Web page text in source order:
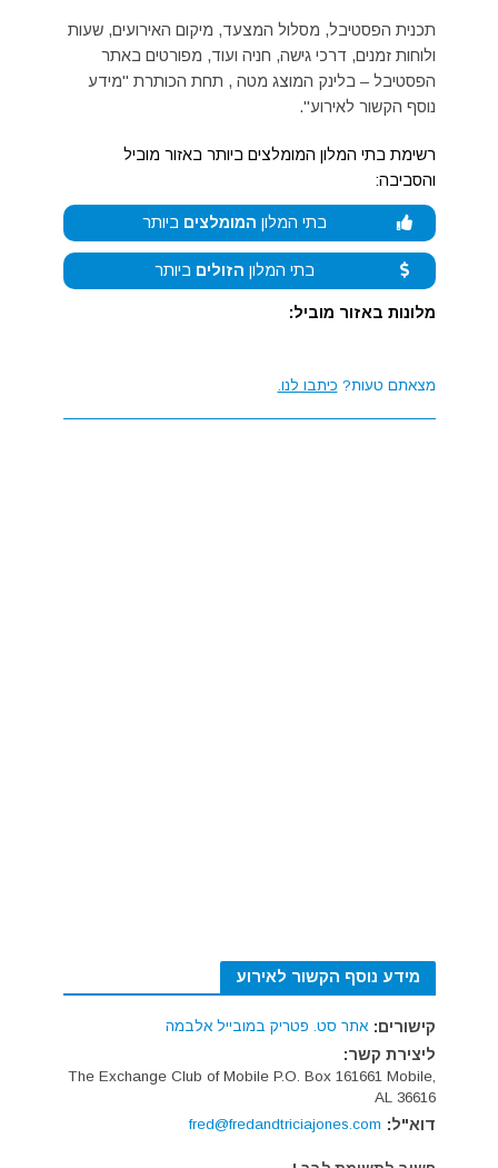
תכנית הפסטיבל, מסלול המצעד, מיקום האירועים, שעות
ולוחות זמנים, דרכי גישה, חניה ועוד, מפורטים באתר
הפסטיבל – בלינק המוצג מטה , תחת הכותרת "מידע
נוסף הקשור לאירוע".
רשימת בתי המלון המומלצים ביותר באזור מוביל
והסביבה:
בתי המלון המומלצים ביותר
בתי המלון הזולים ביותר
מלונות באזור מוביל:
מצאתם טעות? כיתבו לנו.
מידע נוסף הקשור לאירוע
קישורים: אתר סט. פטריק במובייל אלבמה
ליצירת קשר:
The Exchange Club of Mobile P.O. Box 161661 Mobile,
AL 36616
דוא"ל: fred@fredandtriciajones.com